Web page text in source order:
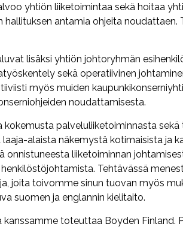
yhtiön liiketoimintaa sekä hoitaa
antamia ohjeita noudattaen.
lisäksi yhtiön johtoryhmän
sekä operatiivinen
myös muiden
noudattamisesta.
kokemusta palveluliiketoiminnasta
alaista näkemystä kotimaisista ja
onnistuneesta liiketoiminnan
Tehtävässä
joita toivomme sinun tuovan myös
suomen ja englannin kielitaito.
kanssamme toteuttaa Boyden Finland.